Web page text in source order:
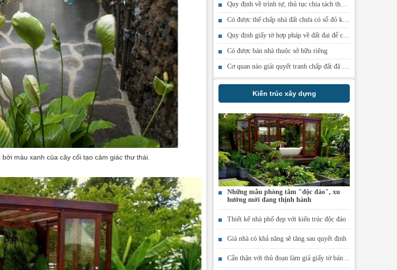
Quy định về trình tự, thủ tục chia tách thửa đất
Có được thế chấp nhà đất chưa có sổ đỏ không
Quy định giấy tờ hợp pháp về đất đai để cấp phép xây dựng
Có được bán nhà thuộc sở hữu riêng
Cơ quan nào giải quyết tranh chấp đất đã có sổ đỏ
Kiến trúc xây dựng
Những mẫu phòng tắm "độc đáo", xu
hướng mới đang thịnh hành
Thiết kế nhà phố đẹp với kiến trúc độc đáo
Giá nhà có khả năng sẽ tăng sau quyết định
Cẩn thận với thủ đoạn làm giả giấy tờ bán đất ảo lấy tiền
màu xanh của cây cối tạo cảm giác thư thái.